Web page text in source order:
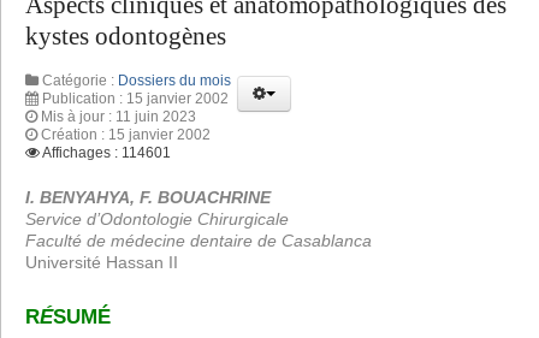
kystes odontogènes
Catégorie : Dossiers du mois
Publication : 15 janvier 2002
Mis à jour : 11 juin 2023
Création : 15 janvier 2002
Affichages : 114601
I. BENYAHYA, F. BOUACHRINE
Service d’Odontologie Chirurgicale
Faculté de médecine dentaire de Casablanca
Université Hassan II
RÉSUMÉ